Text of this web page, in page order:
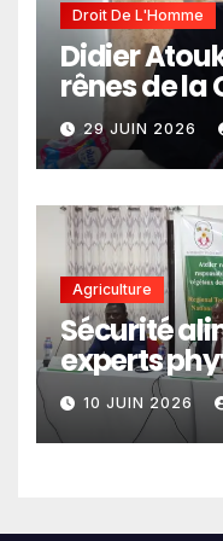
Droit De L'Homme
Didier
rênes de la
29 JUIN 2026
Agriculture
Sécurité
experts
Sahel et
en10 JUIN 2026